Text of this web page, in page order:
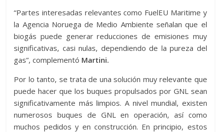
“Partes interesadas relevantes como FuelEU Maritime y
la Agencia Noruega de Medio Ambiente señalan que el
biogás puede generar reducciones de emisiones muy
significativas, casi nulas, dependiendo de la pureza del
gas”, complementó Martini.
Por lo tanto, se trata de una solución muy relevante que
puede hacer que los buques propulsados ​​por GNL sean
significativamente más limpios. A nivel mundial, existen
numerosos buques de GNL en operación, así como
muchos pedidos y en construcción. En principio, estos